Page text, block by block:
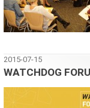
2015-07-15
WATCHDOG